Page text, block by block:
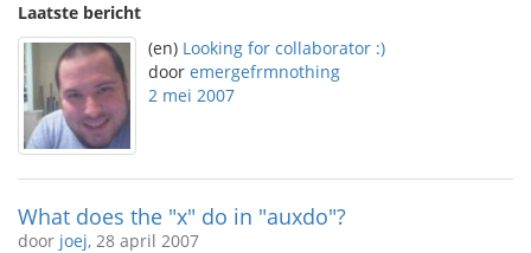
Laatste bericht
(en) Looking for collaborator :)
door emergefrmnothing
2 mei 2007
What does the "x" do in "auxdo"?
door joej, 28 april 2007